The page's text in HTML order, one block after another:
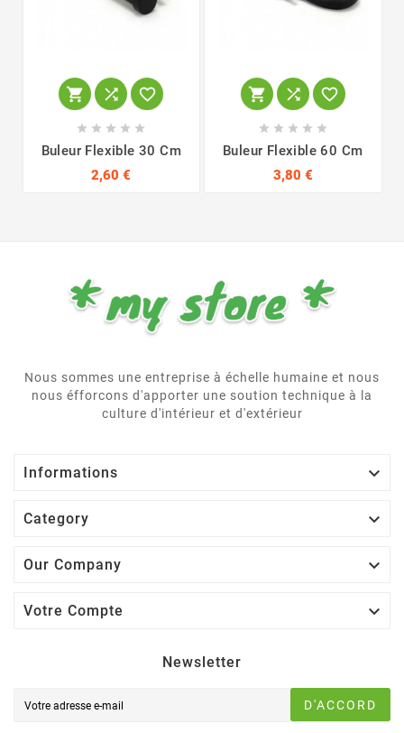
  
    
Buleur Flexible 30 Cm
2,60 €
  
    
Buleur Flexible 60 Cm
3,80 €
Nous sommes une entreprise à échelle humaine et nous
nous éfforcons d'apporter une soution technique à la
culture d'intérieur et d'extérieur
Informations 
Category 
Our Company 
Votre Compte 
Newsletter
D'ACCORD